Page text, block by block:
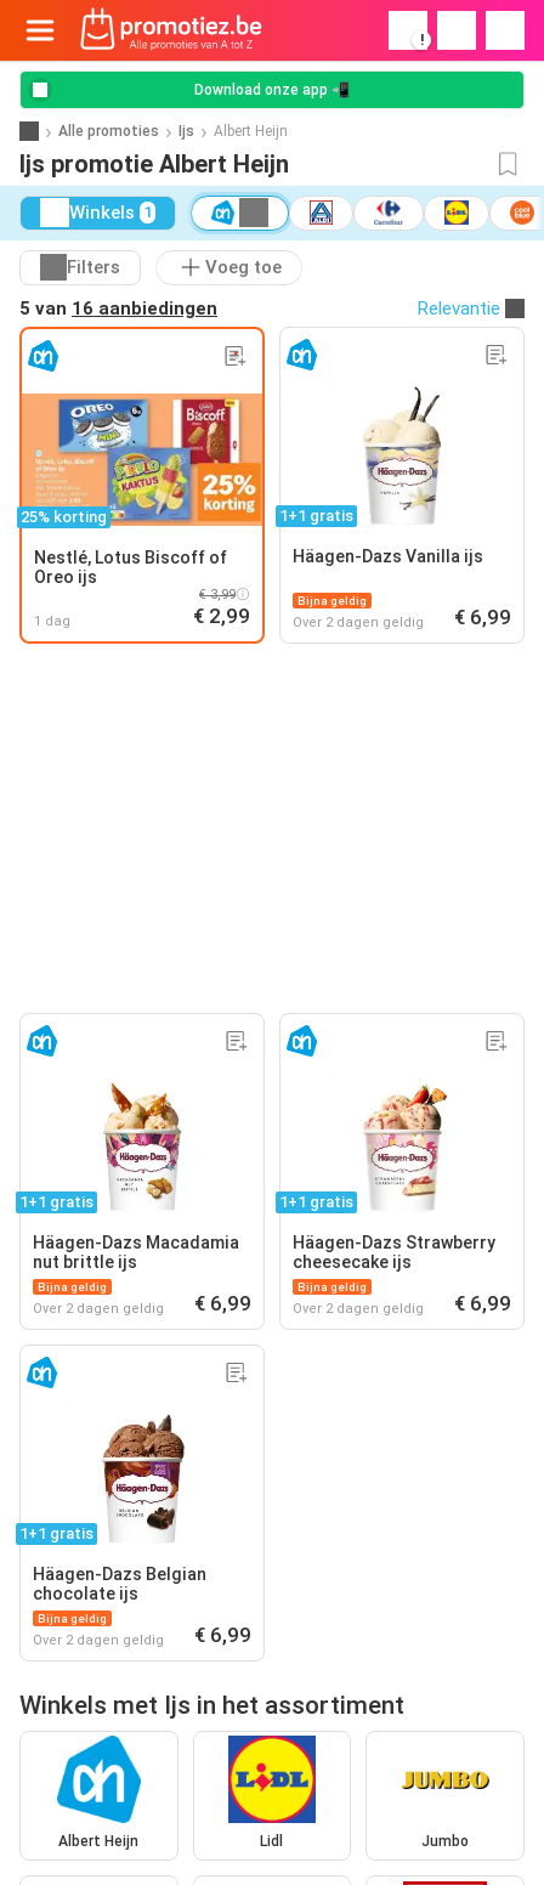
!
Download onze app 📲
Alle promoties Ijs Albert Heijn
Ijs promotie Albert Heijn
Winkels 1
Filters
Voeg toe
5 van 16 aanbiedingen Relevantie
25% korting
Nestlé, Lotus Biscoff of
Oreo ijs
1 dag
€ 3,99
€ 2,99
1+1 gratis
Häagen-Dazs Vanilla ijs
Bijna geldig
Over 2 dagen geldig € 6,99
1+1 gratis
Häagen-Dazs Macadamia
nut brittle ijs
Bijna geldig
Over 2 dagen geldig € 6,99
1+1 gratis
Häagen-Dazs Strawberry
cheesecake ijs
Bijna geldig
Over 2 dagen geldig € 6,99
1+1 gratis
Häagen-Dazs Belgian
chocolate ijs
Bijna geldig
Over 2 dagen geldig € 6,99
Winkels met Ijs in het assortiment
Albert Heijn Lidl Jumbo